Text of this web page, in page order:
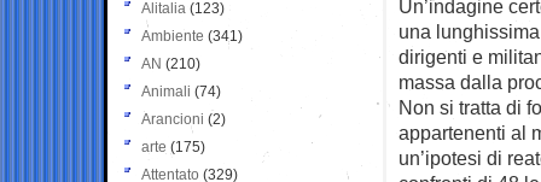
Un’indagine
una
dirigenti e
massa dalla
Non si tratta di
appartenenti al
un’ipotesi di
Alitalia (123)
Ambiente (341)
AN (210)
Animali (74)
Arancioni (2)
arte (175)
Attentato (329)